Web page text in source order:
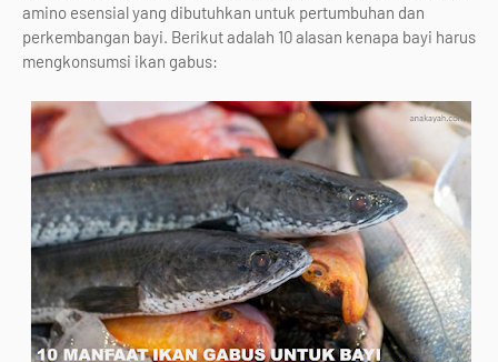
amino esensial yang dibutuhkan untuk pertumbuhan dan
perkembangan bayi. Berikut adalah 10 alasan kenapa bayi harus
mengkonsumsi ikan gabus: